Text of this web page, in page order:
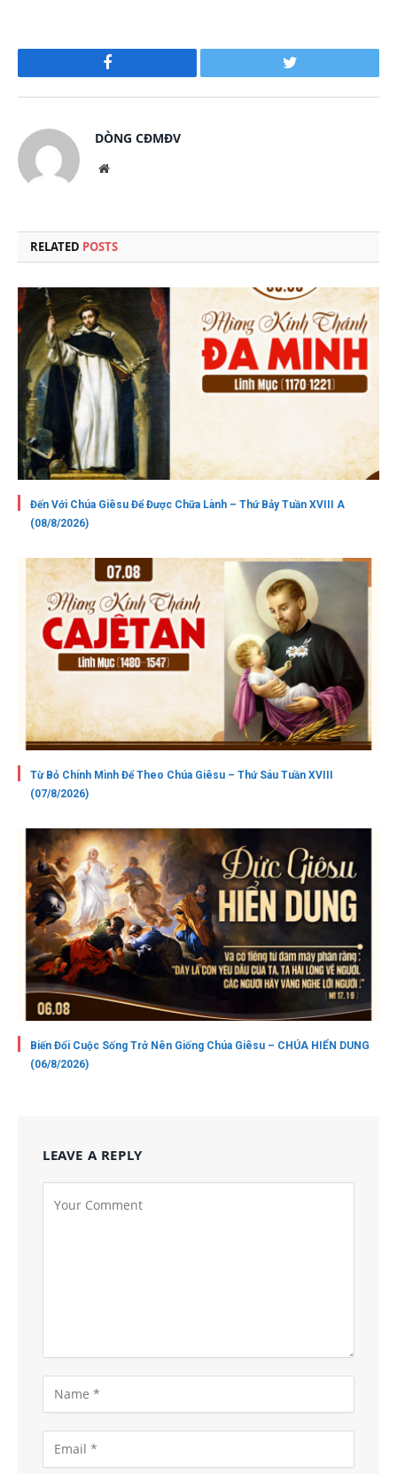
Facebook Twitter
DÒNG CĐMĐV
Website
RELATED POSTS
Đến Với Chúa Giêsu Để Được Chữa Lành – Thứ Bảy Tuần XVIII A
(08/8/2026)
Từ Bỏ Chính Mình Để Theo Chúa Giêsu – Thứ Sáu Tuần XVIII
(07/8/2026)
Biến Đổi Cuộc Sống Trở Nên Giống Chúa Giêsu – CHÚA HIỂN DUNG
(06/8/2026)
LEAVE A REPLY